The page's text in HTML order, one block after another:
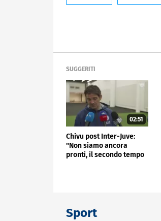
SUGGERITI
02:51
Chivu post Inter-Juve:
"Non siamo ancora
pronti, il secondo tempo
Sport